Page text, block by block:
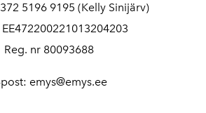
5196 9195 (Kelly Sinijärv)
Reg. nr 80093688
post: emys@emys.ee